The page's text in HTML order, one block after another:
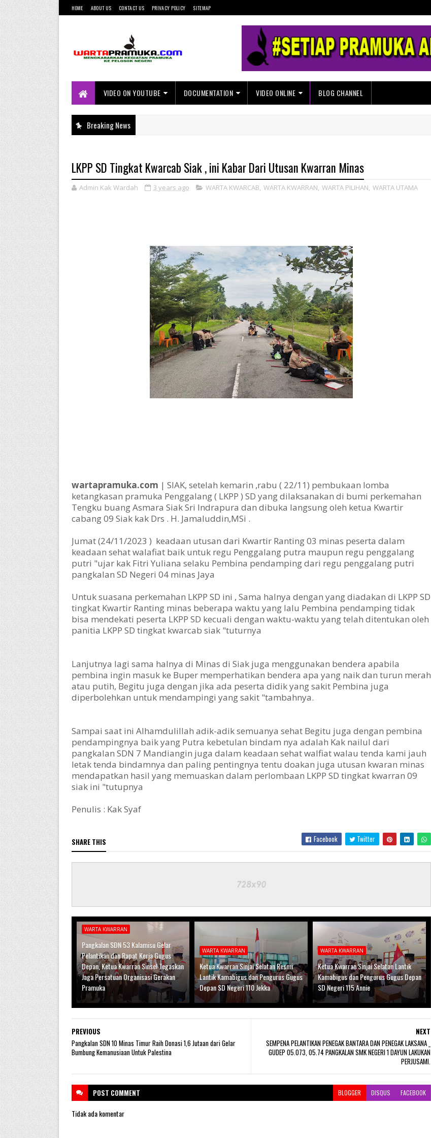
HOME ABOUT US CONTACT US PRIVACY POLICY SITEMAP
Pelosok Negeri
VIDEO ON YOUTUBE
DOCUMENTATION VIDEO ONLINE BLOG CHANNEL
Breaking News
LKPP SD Tingkat Kwarcab Siak , ini Kabar Dari Utusan Kwarran Minas
Admin Kak Wardah 3 years ago WARTA KWARCAB, WARTA KWARRAN, WARTA PILIHAN, WARTA UTAMA
wartapramuka.com | SIAK, setelah kemarin ,rabu ( 22/11) pembukaan lomba
ketangkasan pramuka Penggalang ( LKPP ) SD yang dilaksanakan di bumi perkemahan
Tengku buang Asmara Siak Sri Indrapura dan dibuka langsung oleh ketua Kwartir
cabang 09 Siak kak Drs . H. Jamaluddin,MSi .
Jumat (24/11/2023 ) keadaan utusan dari Kwartir Ranting 03 minas peserta dalam
keadaan sehat walafiat baik untuk regu Penggalang putra maupun regu penggalang
putri "ujar kak Fitri Yuliana selaku Pembina pendamping dari regu penggalang putri
pangkalan SD Negeri 04 minas Jaya
Untuk suasana perkemahan LKPP SD ini , Sama halnya dengan yang diadakan di LKPP SD
tingkat Kwartir Ranting minas beberapa waktu yang lalu Pembina pendamping tidak
bisa mendekati peserta LKPP SD kecuali dengan waktu-waktu yang telah ditentukan oleh
panitia LKPP SD tingkat kwarcab siak "tuturnya
Lanjutnya lagi sama halnya di Minas di Siak juga menggunakan bendera apabila
pembina ingin masuk ke Buper memperhatikan bendera apa yang naik dan turun merah
atau putih, Begitu juga dengan jika ada peserta didik yang sakit Pembina juga
diperbolehkan untuk mendampingi yang sakit "tambahnya.
Sampai saat ini Alhamdulillah adik-adik semuanya sehat Begitu juga dengan pembina
pendampingnya baik yang Putra kebetulan bindam nya adalah Kak nailul dari
pangkalan SDN 7 Mandiangin juga dalam keadaan sehat walfiat walau tenda kami jauh
letak tenda bindamnya dan paling pentingnya tentu doakan juga utusan kwaran minas
mendapatkan hasil yang memuaskan dalam perlombaan LKPP SD tingkat kwarran 09
siak ini "tutupnya
Penulis : Kak Syaf
SHARE THIS Facebook Twitter
WARTA KWARRAN
Pangkalan SDN 53 Kalamisu Gelar
Pelantikan dan Rapat Kerja Gugus
Depan, Ketua Kwarran Sinsel Tegaskan
Jaga Persatuan Organisasi Gerakan
Pramuka
WARTA KWARRAN
Ketua Kwarran Sinjai Selatan Resmi
Lantik Kamabigus dan Pengurus Gugus
Depan SD Negeri 110 Jekka
WARTA KWARRAN
Ketua Kwarran Sinjai Selatan Lantik
Kamabigus dan Pengurus Gugus Depan
SD Negeri 115 Annie
NEXT
SEMPENA PELANTIKAN PENEGAK BANTARA DAN PENEGAK LAKSANA _
GUDEP 05.073, 05.74 PANGKALAN SMK NEGERI 1 DAYUN LAKUKAN
PERJUSAMI.
PREVIOUS
Pangkalan SDN 10 Minas Timur Raih Donasi 1,6 Jutaan dari Gelar
Bumbung Kemanusiaan Untuk Palestina
POST COMMENT BLOGGER DISQUS FACEBOOK
Tidak ada komentar